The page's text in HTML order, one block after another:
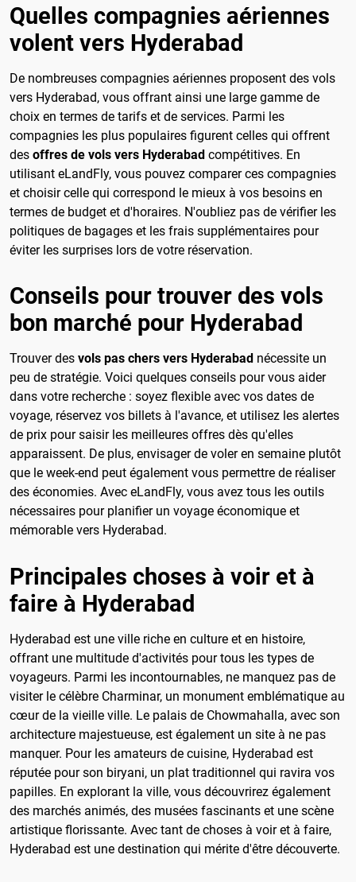
Quelles compagnies aériennes
volent vers Hyderabad
De nombreuses compagnies aériennes proposent des vols
vers Hyderabad, vous offrant ainsi une large gamme de
choix en termes de tarifs et de services. Parmi les
compagnies les plus populaires figurent celles qui offrent
des offres de vols vers Hyderabad compétitives. En
utilisant eLandFly, vous pouvez comparer ces compagnies
et choisir celle qui correspond le mieux à vos besoins en
termes de budget et d'horaires. N'oubliez pas de vérifier les
politiques de bagages et les frais supplémentaires pour
éviter les surprises lors de votre réservation.
Conseils pour trouver des vols
bon marché pour Hyderabad
Trouver des vols pas chers vers Hyderabad nécessite un
peu de stratégie. Voici quelques conseils pour vous aider
dans votre recherche : soyez flexible avec vos dates de
voyage, réservez vos billets à l'avance, et utilisez les alertes
de prix pour saisir les meilleures offres dès qu'elles
apparaissent. De plus, envisager de voler en semaine plutôt
que le week-end peut également vous permettre de réaliser
des économies. Avec eLandFly, vous avez tous les outils
nécessaires pour planifier un voyage économique et
mémorable vers Hyderabad.
Principales choses à voir et à
faire à Hyderabad
Hyderabad est une ville riche en culture et en histoire,
offrant une multitude d'activités pour tous les types de
voyageurs. Parmi les incontournables, ne manquez pas de
visiter le célèbre Charminar, un monument emblématique au
cœur de la vieille ville. Le palais de Chowmahalla, avec son
architecture majestueuse, est également un site à ne pas
manquer. Pour les amateurs de cuisine, Hyderabad est
réputée pour son biryani, un plat traditionnel qui ravira vos
papilles. En explorant la ville, vous découvrirez également
des marchés animés, des musées fascinants et une scène
artistique florissante. Avec tant de choses à voir et à faire,
Hyderabad est une destination qui mérite d'être découverte.